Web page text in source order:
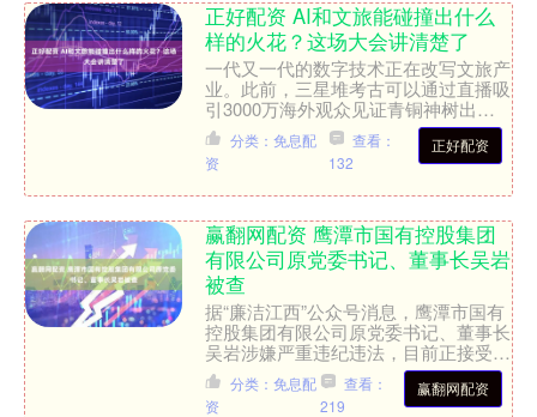
正好配资 AI和文旅能碰撞出什么
样的火花？这场大会讲清楚了
一代又一代的数字技术正在改写文旅产
业。此前，三星堆考古可以通过直播吸
引3000万海外观众见证青铜神树出
土，天坛公园已经可以用3D建模复原
祈年殿榫卯结构，而现在，....正好配资
分类：免息配
资
查看：
132
赢翻网配资 鹰潭市国有控股集团
有限公司原党委书记、董事长吴岩
被查
据“廉洁江西”公众号消息，鹰潭市国有
控股集团有限公司原党委书记、董事长
吴岩涉嫌严重违纪违法，目前正接受鹰
潭市纪委监委纪律审查和监察调查。
举报 第一财经广告合作....
赢翻网配资
分类：免息配
资
查看：
219